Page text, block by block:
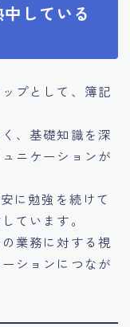
している
プとして、簿記
、基礎知識を深
ニケーションが
に勉強を続けて
ています。
業務に対する視
ションにつなが